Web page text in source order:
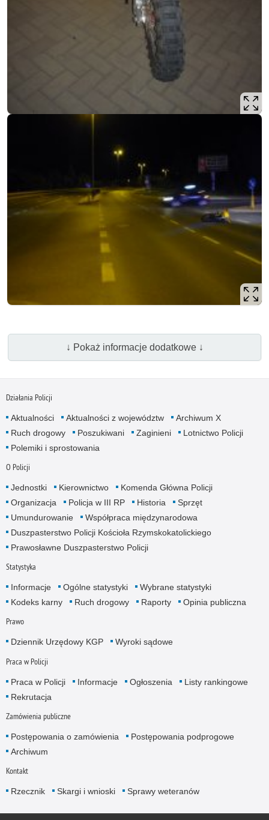
↓ Pokaż informacje dodatkowe ↓
Działania Policji
Aktualności Aktualności z województw
Archiwum X
Ruch drogowy
Poszukiwani Zaginieni
Lotnictwo Policji
Polemiki i sprostowania
O Policji
Jednostki Kierownictwo
Komenda Główna Policji
Organizacja
Policja w III RP Historia
Sprzęt
Umundurowanie
Współpraca międzynarodowa
Duszpasterstwo Policji Kościoła Rzymskokatolickiego
Prawosławne Duszpasterstwo Policji
Statystyka
Informacje Ogólne statystyki
Wybrane statystyki
Kodeks karny
Ruch drogowy Raporty Opinia publiczna
Prawo
Dziennik Urzędowy KGP Wyroki sądowe
Praca w Policji
Praca w Policji Informacje Ogłoszenia
Listy rankingowe
Rekrutacja
Zamówienia publiczne
Postępowania o zamówienia
Postępowania podprogowe
Archiwum
Kontakt
Rzecznik Skargi i wnioski Sprawy weteranów